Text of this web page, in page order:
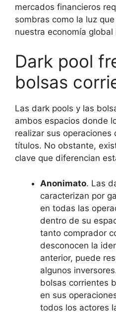
mercados financieros
sombras como la luz
nuestra economía
Dark pool
bolsas
Las dark pools y las
ambos espacios donde
realizar sus operaciones
títulos. No obstante,
clave que diferencian
Anonimato. Las
caracterizan por
en todas las
dentro de su
tanto comprador
desconocen la
anterior, puede
algunos
bolsas corrientes
en sus
todos los actores